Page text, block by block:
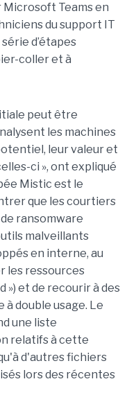
Microsoft Teams en
du support IT
d’étapes
coller et à
peut être
les machines
leur valeur et
ci », ont expliqué
Mistic est le
que les courtiers
ransomware
malveillants
en interne, au
les ressources
et de recourir à des
à double usage. Le
une liste
relatifs à cette
d'autres fichiers
lors des récentes